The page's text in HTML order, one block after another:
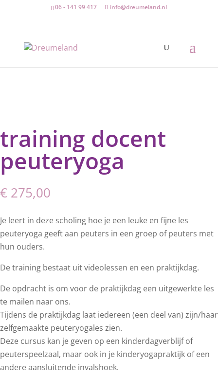
06 - 141 99 417 info@dreumeland.nl
/scholing/ training docent peuteryoga
training docent
peuteryoga
€ 275,00
Je leert in deze scholing hoe je een leuke en fijne les
peuteryoga geeft aan peuters in een groep of peuters met
hun ouders.
De training bestaat uit videolessen en een praktijkdag.
De opdracht is om voor de praktijkdag een uitgewerkte les
te mailen naar ons.
Tijdens de praktijkdag laat iedereen (een deel van) zijn/haar
zelfgemaakte peuteryogales zien.
Deze cursus kan je geven op een kinderdagverblijf of
peuterspeelzaal, maar ook in je kinderyogapraktijk of een
andere aansluitende invalshoek.